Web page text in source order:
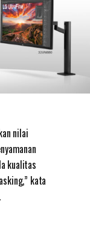
nilai
kualitas
kata